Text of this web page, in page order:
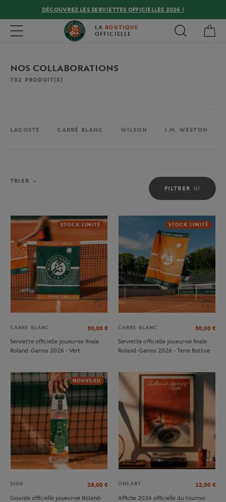
DÉCOUVREZ LES SERVIETTES OFFICIELLES 2026 !
Toggle navigation LA BOUTIQUE
OFFICIELLE
NOS COLLABORATIONS
732 PRODUIT(S)
LACOSTE CARRÉ BLANC WILSON J.M. WESTON
FILTRER
TRIER
STOCK LIMITÉ
CARRE BLANC 50,00 €
Serviette officielle joueur•se finale
Roland-Garros 2026 - Vert
STOCK LIMITÉ
CARRE BLANC 50,00 €
Serviette officielle joueur•se finale
Roland-Garros 2026 - Terre Battue
NOUVEAU
SIGG 28,00 €
Gourde officielle joueur•se Roland-
ONEART 12,00 €
Affiche 2026 officielle du tournoi